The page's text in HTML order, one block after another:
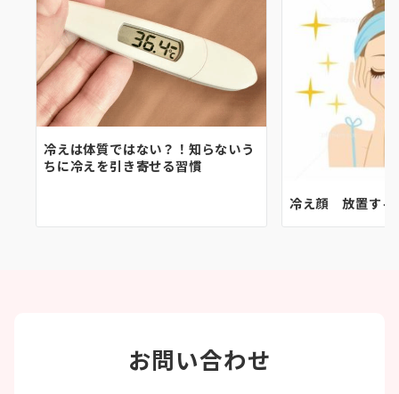
冷えは体質ではない？！知らないう
ちに冷えを引き寄せる習慣
冷え顔 放置する
お問い合わせ